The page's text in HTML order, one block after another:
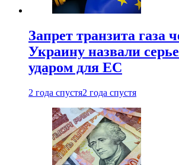
Запрет транзита газа
Украину назвали
ударом для ЕС
2 года спустя2 года спустя